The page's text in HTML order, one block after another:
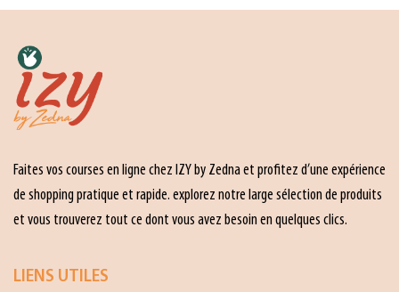
Faites vos courses en ligne chez IZY by Zedna et profitez d’une expérience
de shopping pratique et rapide. explorez notre large sélection de produits
et vous trouverez tout ce dont vous avez besoin en quelques clics.
LIENS UTILES